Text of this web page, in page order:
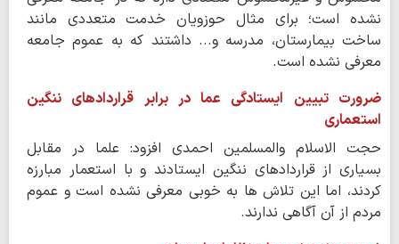
نشده است؛ برای مثال حوزویان خدمت متعددی مانند
ساخت بیمارستان، مدرسه و... داشتند که به عموم جامعه
معرفی نشده است.
ضرورت تبیین ایستادگی عما در برابر قراردادهای ننگین
استعماری
حجت الاسلام والمسلمین احمدی افزود: علما در مقابل
بسیاری از قراردادهای ننگین ایستادند و با استعمار مبارزه
کردند، اما این تلاش ها به خوبی معرفی نشده است و عموم
مردم از آن آگاهی ندارند.